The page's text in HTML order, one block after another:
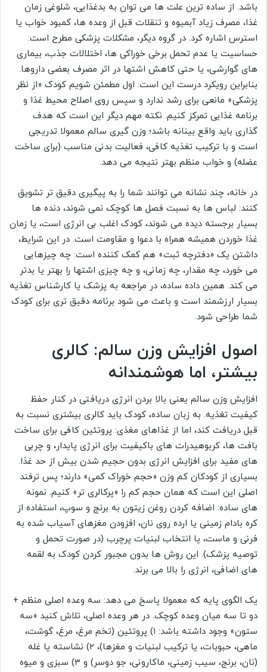
باشد. از ساده ترین علت ها می توان به بدغذایی، شلوغی زمان
غذا، مصرف زیاد آبمیوه و تنقلات قبل از وعده ها، کمبود خواب یا
استرس اشاره کرد. در گروه دیگر، مشکلات پزشکی مطرح است:
حساسیت یا عدم تحمل برخی خوراکی ها، اختلالات جذب، بیماری
های گوارشی، یا حتی کاهش اشتها در اثر مصرف بعضی داروها.
بنابراین رویکرد درست این است: اول مطمئن شویم کودک «از نظر
پزشکی» مانعی برای رشد ندارد و سپس روی اصلاح محیط غذا و
برنامه غذایی تمرکز کنیم. نکته مهم دیگر این است که هدف
گذاری باید واقع بینانه باشد؛ وزن گیری سالم معمولا تدریجی
است و با ترکیب تغذیه کافی، فعالیت بدنی مناسب (برای ساخت
عضله) و خواب منظم بهتر نتیجه می دهد.
در خانه، چند نشانه می توانند شما را به پیگیری دقیق تر تشویق
کنند: لباس ها به نسبت فصل ها کوچک نمی شوند، دنده ها
بسیار برجسته دیده می شوند، کودک اغلب بی انرژی است، یا زمان
غذا خوردن همیشه همراه با دعوا و مقاومت است. در این شرایط،
داشتن یک «دفترچه ثبت» هم کمک کننده است: چه چیزهایی
می خورد، چه مقدار، چه زمانی، و چه چیزی اشتها را بهتر یا بدتر
می کند. همین داده ساده، در مراجعه به پزشک یا کارشناس تغذیه
بسیار ارزشمند است و باعث می شود برنامه دقیق تری برای کودک
شما طراحی شود.
اصول افزایش وزن سالم: کالری
بیشتر، اما هوشمندانه
افزایش وزن سالم یعنی بالا بردن انرژی دریافتی در کنار حفظ
کیفیت تغذیه. به زبان ساده، کودک باید کالری بیشتری نسبت به
قبل دریافت کند، اما از غذاهای مغذی: پروتئین کافی برای ساخت
بافت ها، کربوهیدرات های باکیفیت برای انرژی پایدار، و چربی
های مفید برای افزایش انرژی بدون حجیم شدن بیش از حد غذا.
بسیاری از کودکان کم وزن «حجم خوراک کمی» دارند؛ پس ترفند
اصلی این است که همان حجم کم را «پرکالری تر» کنیم. نمونه
های ساده: اضافه کردن روغن زیتون به برنج و سوپ، استفاده از
کره بادام زمینی یا ارده روی نان، افزودن مغزهای آسیاب شده به
فرنی و ماست، یا انتخاب لبنیات پرچرب (در صورت تحمل و
توصیه پزشک). این روش ها بدون مجبور کردن کودک به لقمه
های اضافی، انرژی را بالا می برند.
یک الگوی پایه که معمولا پاسخ می دهد: سه وعده اصلی منظم +
دو تا سه میان وعده کوچک. در هر وعده اصلی، تلاش کنید «سه
ستون» وجود داشته باشد: ۱) پروتئین (تخم مرغ، مرغ، گوشت،
ماهی، حبوبات، یا ترکیب لبنیات و مغزها)، ۲) نشاسته یا غله
(نان، برنج، سیب زمینی، ماکارونی، جو دوسر) و ۳) سبزی و میوه